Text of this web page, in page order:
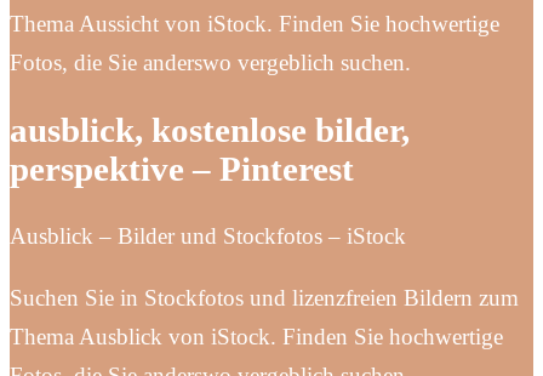
Thema Aussicht von iStock. Finden Sie hochwertige
Fotos, die Sie anderswo vergeblich suchen.
ausblick, kostenlose bilder,
perspektive – Pinterest
Ausblick – Bilder und Stockfotos – iStock
Suchen Sie in Stockfotos und lizenzfreien Bildern zum
Thema Ausblick von iStock. Finden Sie hochwertige